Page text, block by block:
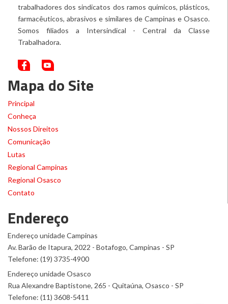
trabalhadores dos sindicatos dos ramos químicos, plásticos,
farmacêuticos, abrasivos e similares de Campinas e Osasco.
Somos filiados a Intersindical - Central da Classe
Trabalhadora.
Mapa do Site
Principal
Conheça
Nossos Direitos
Comunicação
Lutas
Regional Campinas
Regional Osasco
Contato
Endereço
Endereço unidade Campinas
Av. Barão de Itapura, 2022 - Botafogo, Campinas - SP
Telefone: (19) 3735-4900
Endereço unidade Osasco
Rua Alexandre Baptistone, 265 - Quitaúna, Osasco - SP
Telefone: (11) 3608-5411